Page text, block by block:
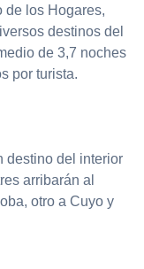
de los Hogares,
destinos del
de 3,7 noches
por turista.
destino del interior
arribarán al
otro a Cuyo y